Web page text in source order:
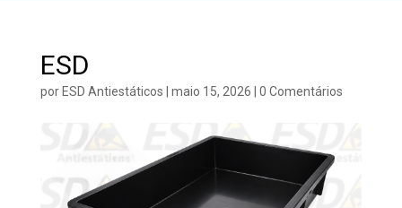
ESD
porESD Antiestáticos | maio 15, 2026 | 0 Comentários